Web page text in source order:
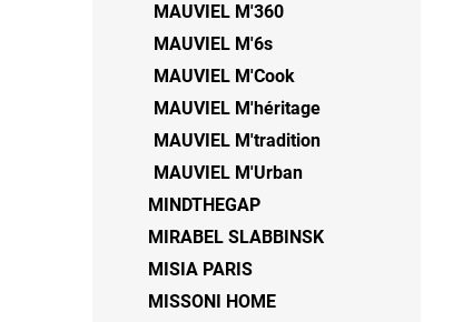
MAUVIEL M'360
MAUVIEL M'6s
MAUVIEL M'Cook
MAUVIEL M'héritage
MAUVIEL M'tradition
MAUVIEL M'Urban
MINDTHEGAP
MIRABEL SLABBINSK
MISIA PARIS
MISSONI HOME